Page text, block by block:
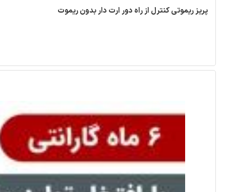
پریز ریموتی کنترل از راه دور ارت دار بدون ریموت